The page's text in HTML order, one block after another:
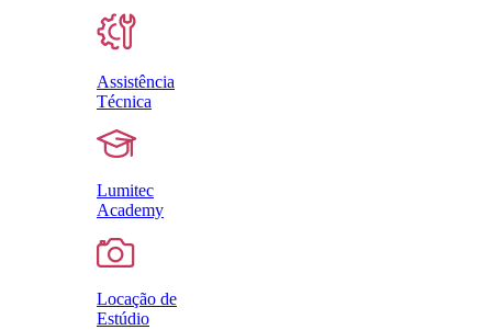
Assistência
Técnica
Lumitec
Academy
Locação de
Estúdio